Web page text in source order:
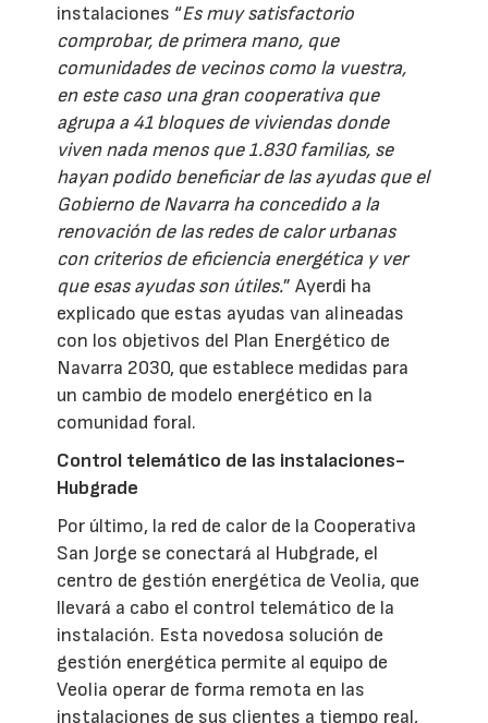
instalaciones “Es muy satisfactorio
comprobar, de primera mano, que
comunidades de vecinos como la vuestra,
en este caso una gran cooperativa que
agrupa a 41 bloques de viviendas donde
viven nada menos que 1.830 familias, se
hayan podido beneficiar de las ayudas que el
Gobierno de Navarra ha concedido a la
renovación de las redes de calor urbanas
con criterios de eficiencia energética y ver
que esas ayudas son útiles.” Ayerdi ha
explicado que estas ayudas van alineadas
con los objetivos del Plan Energético de
Navarra 2030, que establece medidas para
un cambio de modelo energético en la
comunidad foral.
Control telemático de las instalaciones-
Hubgrade
Por último, la red de calor de la Cooperativa
San Jorge se conectará al Hubgrade, el
centro de gestión energética de Veolia, que
llevará a cabo el control telemático de la
instalación. Esta novedosa solución de
gestión energética permite al equipo de
Veolia operar de forma remota en las
instalaciones de sus clientes a tiempo real,